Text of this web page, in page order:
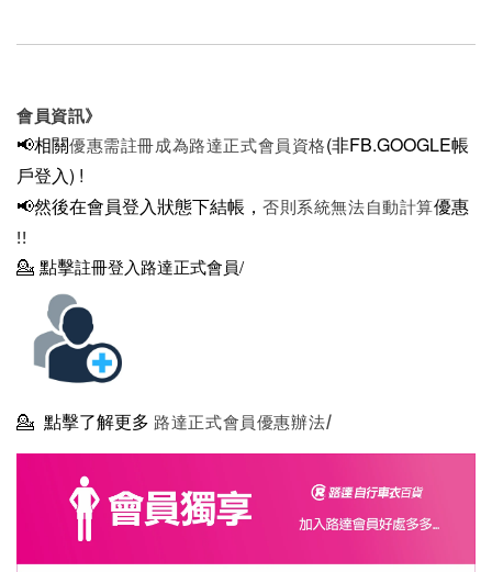
會員資訊》
📢相關優惠需註冊成為路達正式會員資格(非FB.GOOGLE帳
戶登入) !
📢然後在會員登入狀態下結帳， 否則系統無法自動計算優惠
!!
💁 點擊註冊登入路達正式會員/
💁 點擊了解更多 路達正式會員優惠辦法/